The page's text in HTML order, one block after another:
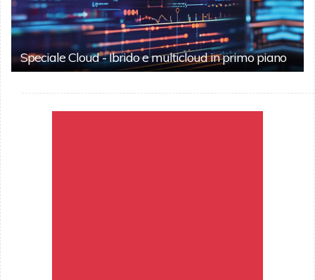
Speciale Cloud - Ibrido e multicloud in primo piano